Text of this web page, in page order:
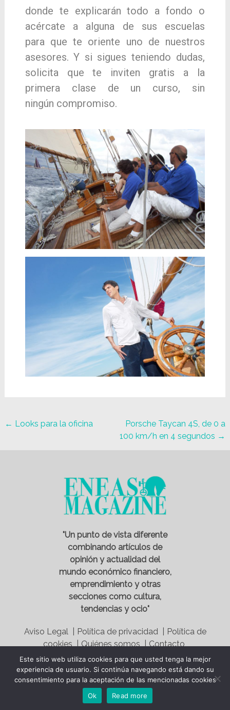
donde te explicarán todo a fondo o
acércate a alguna de sus escuelas
para que te oriente uno de nuestros
asesores. Y si sigues teniendo dudas,
solicita que te inviten gratis a la
primera clase de un curso, sin
ningún compromiso.
← Looks para la oficina
Porsche Taycan 4S, de 0 a
100 km/h en 4 segundos →
"Un punto de vista diferente
combinando artículos de
opinión y actualidad del
mundo económico financiero,
emprendimiento y otras
secciones como cultura,
tendencias y ocio"
Aviso Legal | Política de privacidad |
Política de
cookies | Quiénes somos | Contacto
Este sitio web utiliza cookies para que usted tenga la mejor
experiencia de usuario. Si continúa navegando está dando su
consentimiento para la aceptación de las mencionadas cookies
Ok
Read more